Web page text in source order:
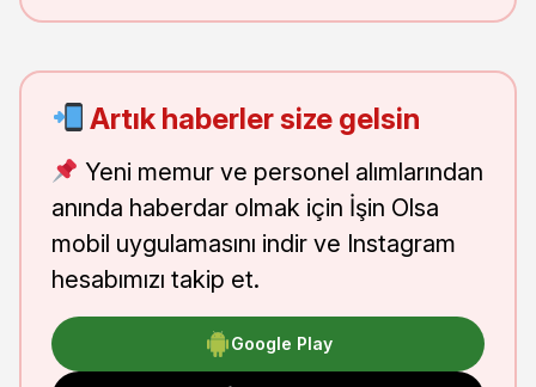
Artık haberler size gelsin
Yeni memur ve personel alımlarından
anında haberdar olmak için İşin Olsa
mobil uygulamasını indir ve Instagram
hesabımızı takip et.
Google Play